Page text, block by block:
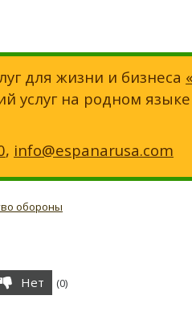
для жизни и бизнеса
услуг на родном
, info@espanarusa.com
обороны
Нет (0)